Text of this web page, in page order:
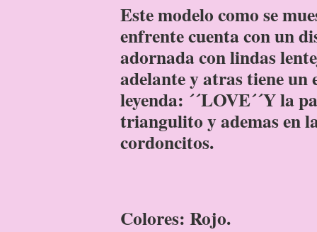
Este modelo como se
enfrente cuenta con un
adornada con lindas
adelante y atras tiene un
leyenda: ´´LOVE´´Y la
triangulito y ademas en
cordoncitos.
Colores: Rojo.